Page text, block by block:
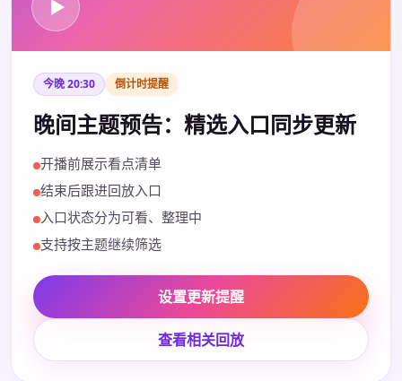
今晚 20:30 倒计时提醒
晚间主题预告：精选入口同步更新
开播前展示看点清单
结束后跟进回放入口
入口状态分为可看、整理中
支持按主题继续筛选
设置更新提醒
查看相关回放